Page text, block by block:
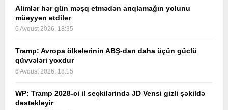
Alimlər hər gün məşq etmədən arıqlamağın yolunu
müəyyən etdilər
6 Avqust 2026, 18:35
Tramp: Avropa ölkələrinin ABŞ-dan daha üçün güclü
qüvvələri yoxdur
6 Avqust 2026, 18:15
WP: Tramp 2028-ci il seçkilərində JD Vensi gizli şəkildə
dəstəkləyir